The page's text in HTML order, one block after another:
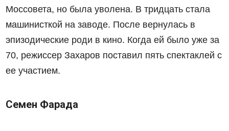
Моссовета, но была уволена. В тридцать стала
машинисткой на заводе. После вернулась в
эпизодические роди в кино. Когда ей было уже за
70, режиссер Захаров поставил пять спектаклей с
ее участием.
Семен Фарада